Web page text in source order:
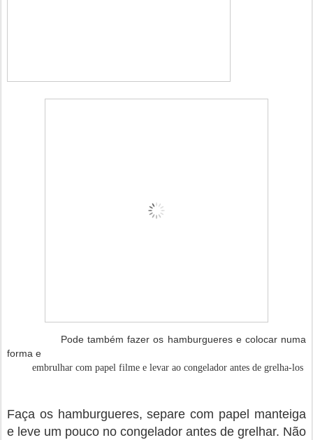
Pode também fazer os hamburgueres e colocar numa
forma e
embrulhar com papel filme e levar ao congelador antes de grelha-los
Faça os hamburgueres, separe com papel manteiga
e leve um pouco no congelador antes de grelhar. Não